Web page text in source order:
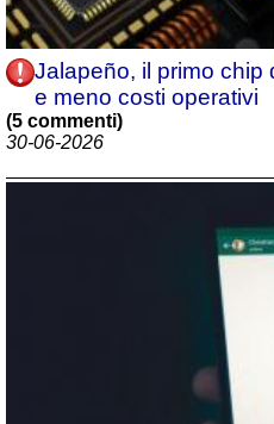
Jalapeño, il primo chip
e meno costi operativi
(5 commenti)
30-06-2026